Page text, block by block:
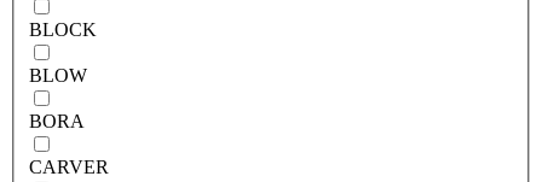
BLOCK
BLOW
BORA
CARVER